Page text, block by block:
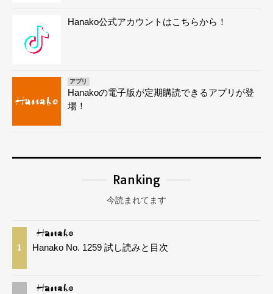
Hanako公式アカウントはこちらから！
アプリ
Hanakoの電子版が定期購読できるアプリが登
場！
Ranking
今読まれてます
1 Hanako No. 1259 試し読みと目次